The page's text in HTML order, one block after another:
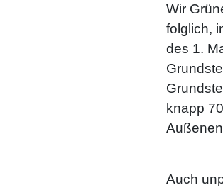
Wir
folglich,
des 1.
knapp
Auch